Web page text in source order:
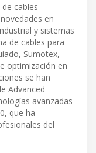
cables
en
y sistemas
de cables para
Sumotex,
optimización en
se han
Advanced
avanzadas
que ha
del